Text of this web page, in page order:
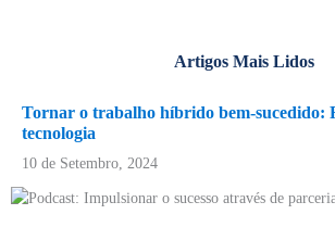
Artigos Mais Lidos
Tornar o trabalho híbrido bem-sucedido:
tecnologia
10 de Setembro, 2024